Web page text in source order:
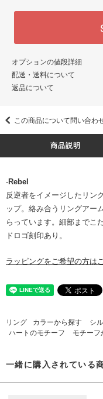
オプションの値段詳細
配送・送料について
返品について
この商品について問い合わ
商品説明
-Rebel
反逆者をイメージしたリン
ップ。絡み合うリングアー
らっています。細部までこ
ドロゴ刻印あり。
ラッピングをご希望の方は
リング カラーから探す シ
ハートのモチーフ
モチーフ
一緒に購入されている